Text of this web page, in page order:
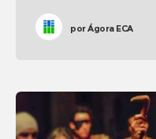
porÁgora ECA